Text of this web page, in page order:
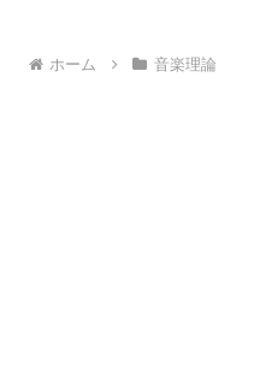
ホーム 音楽理論